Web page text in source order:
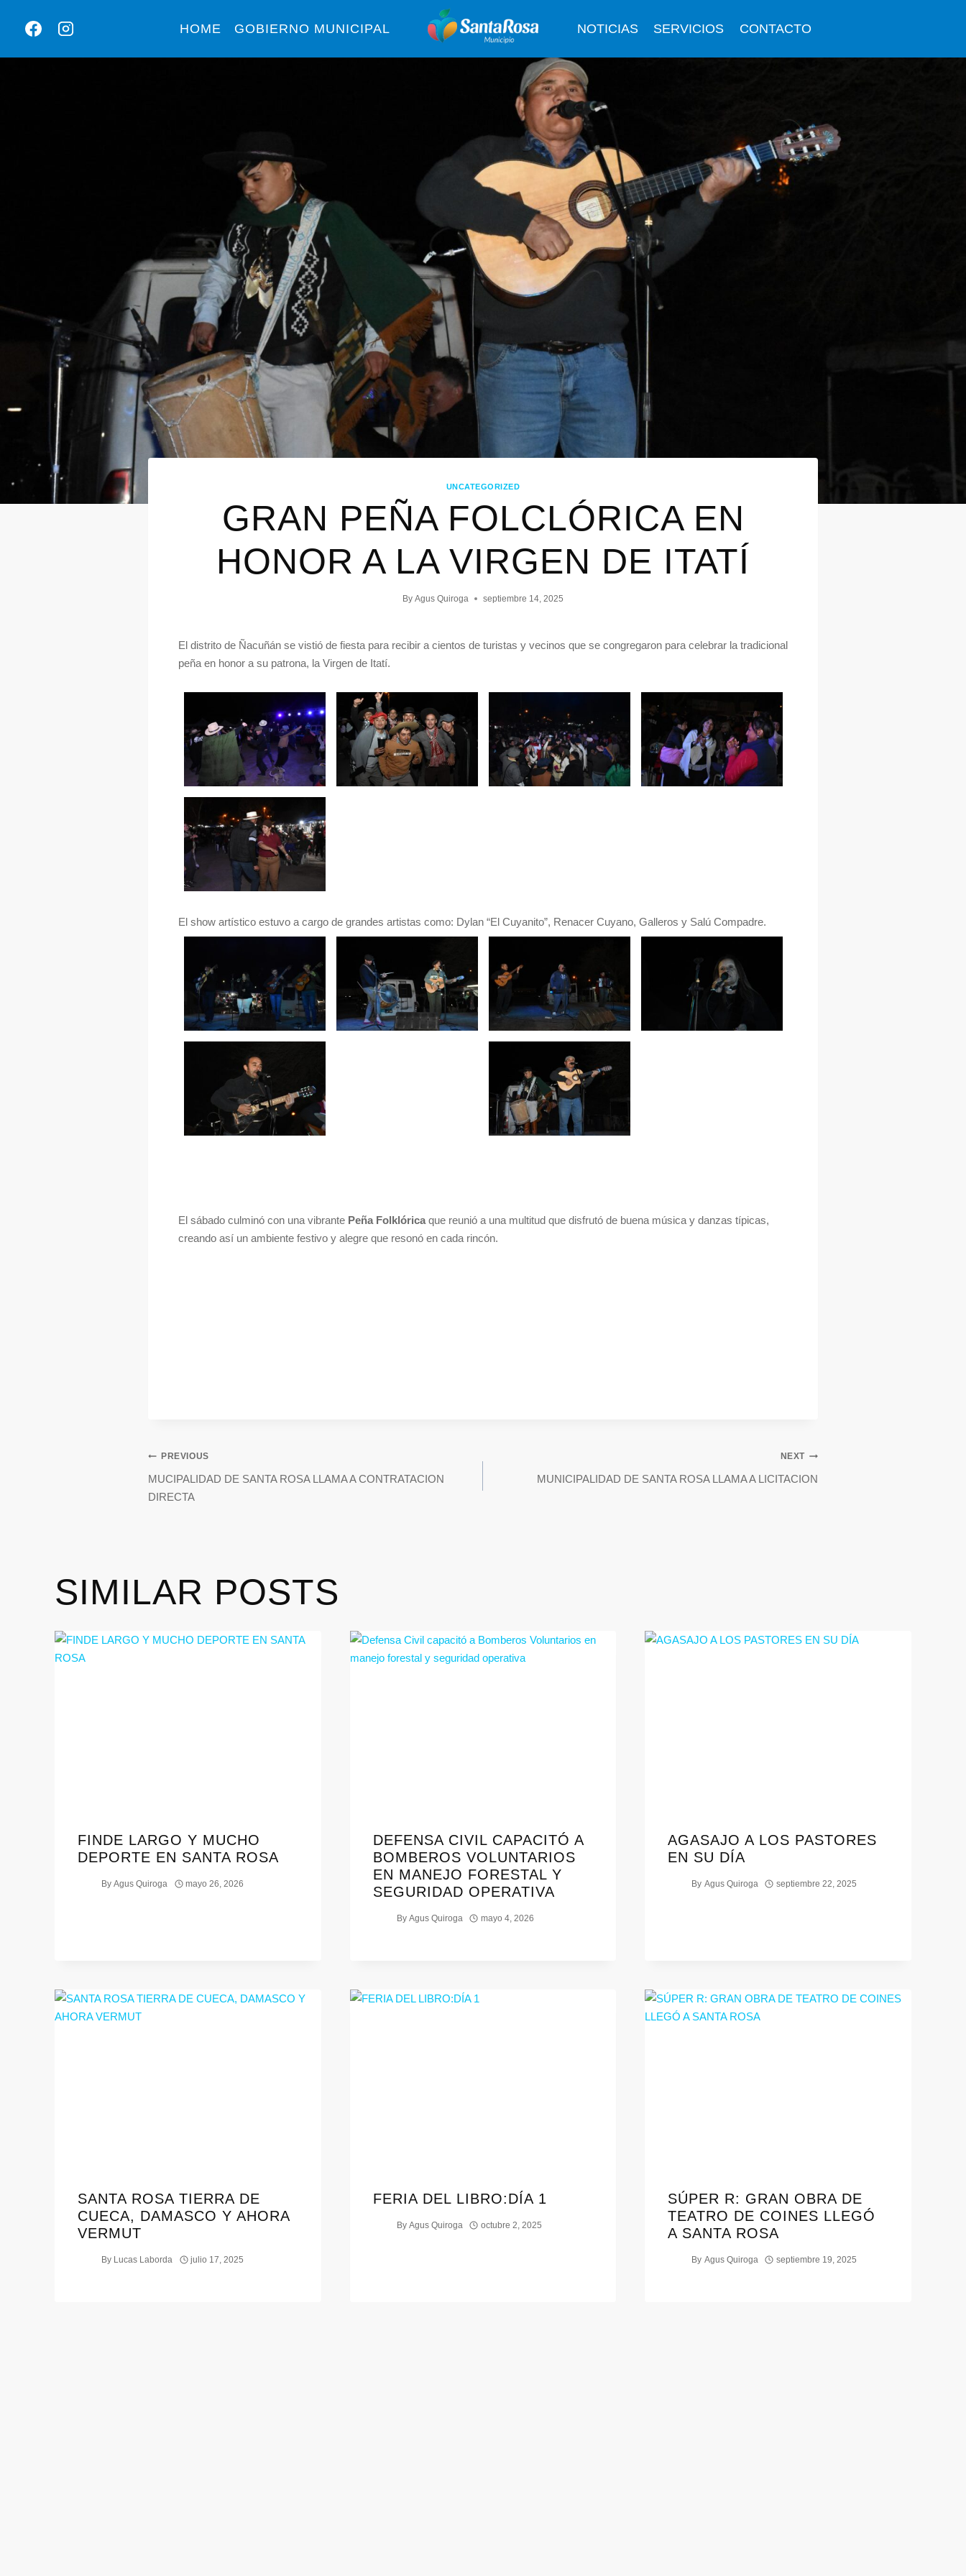
HOME GOBIERNO MUNICIPAL NOTICIAS SERVICIOS CONTACTO
UNCATEGORIZED
GRAN PEÑA FOLCLÓRICA EN
HONOR A LA VIRGEN DE ITATÍ
By Agus Quiroga septiembre 14, 2025
El distrito de Ñacuñán se vistió de fiesta para recibir a cientos de turistas y vecinos que se congregaron para celebrar la tradicional
peña en honor a su patrona, la Virgen de Itatí.
El show artístico estuvo a cargo de grandes artistas como: Dylan “El Cuyanito”, Renacer Cuyano, Galleros y Salú Compadre.
El sábado culminó con una vibrante Peña Folklóricaque reunió a una multitud que disfrutó de buena música y danzas típicas,
creando así un ambiente festivo y alegre que resonó en cada rincón.
PREVIOUS
MUCIPALIDAD DE SANTA ROSA LLAMA A CONTRATACION
DIRECTA
NEXT
MUNICIPALIDAD DE SANTA ROSA LLAMA A LICITACION
SIMILAR POSTS
FINDE LARGO Y MUCHO
DEPORTE EN SANTA ROSA
By Agus Quiroga mayo 26, 2026
DEFENSA CIVIL CAPACITÓ A
BOMBEROS VOLUNTARIOS
EN MANEJO FORESTAL Y
SEGURIDAD OPERATIVA
By Agus Quiroga mayo 4, 2026
AGASAJO A LOS PASTORES
EN SU DÍA
By Agus Quiroga septiembre 22, 2025
SANTA ROSA TIERRA DE
CUECA, DAMASCO Y AHORA
VERMUT
By Lucas Laborda julio 17, 2025
FERIA DEL LIBRO:DÍA 1
By Agus Quiroga octubre 2, 2025
SÚPER R: GRAN OBRA DE
TEATRO DE COINES LLEGÓ
A SANTA ROSA
By Agus Quiroga septiembre 19, 2025